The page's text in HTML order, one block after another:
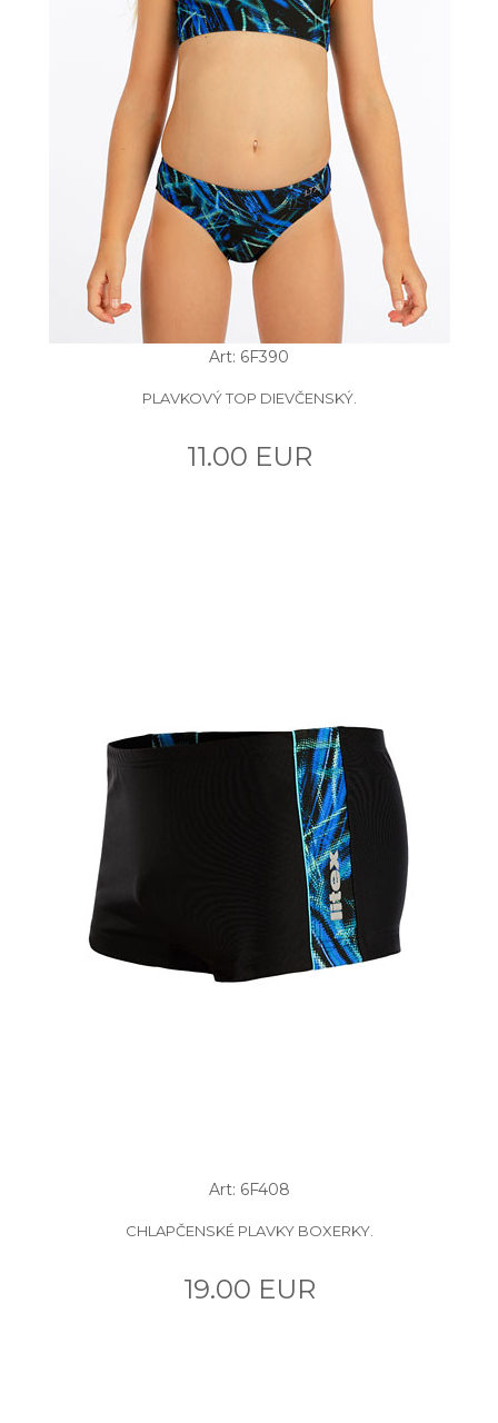
Art: 6F390
PLAVKOVÝ TOP DIEVČENSKÝ.
11.00 EUR
Art: 6F408
CHLAPČENSKÉ PLAVKY BOXERKY.
19.00 EUR